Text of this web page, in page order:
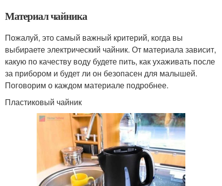
Материал чайника
Пожалуй, это самый важный критерий, когда вы
выбираете электрический чайник. От материала зависит,
какую по качеству воду будете пить, как ухаживать после
за прибором и будет ли он безопасен для малышей.
Поговорим о каждом материале подробнее.
Пластиковый чайник